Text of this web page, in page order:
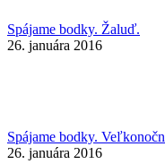
Spájame bodky. Žaluď.
26. januára 2016
Spájame bodky.
26. januára 2016